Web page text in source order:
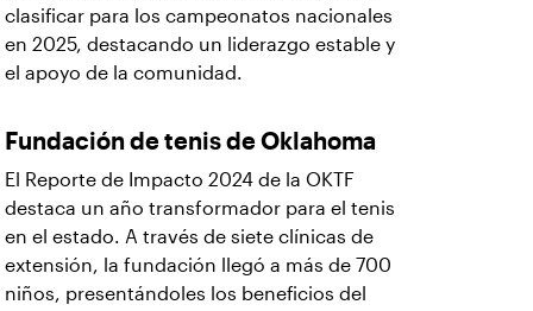
clasificar para los campeonatos nacionales
en 2025, destacando un liderazgo estable y
el apoyo de la comunidad.
Fundación de tenis de Oklahoma
El Reporte de Impacto 2024 de la OKTF
destaca un año transformador para el tenis
en el estado. A través de siete clínicas de
extensión, la fundación llegó a más de 700
niños, presentándoles los beneficios del